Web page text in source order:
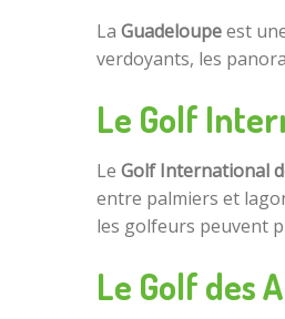
La Guadeloupeest
verdoyants, les
Le Golf
Le Golf International
entre palmiers et
les golfeurs peuvent
Le Golf des